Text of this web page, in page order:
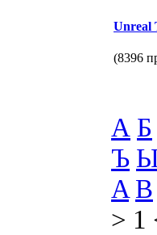
Unreal
(8396
А Б
Ъ
A B
> 1